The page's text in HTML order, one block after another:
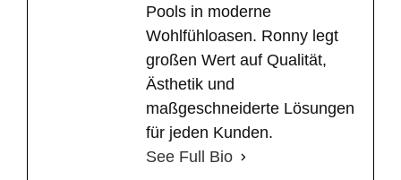
Pools in moderne
Wohlfühloasen. Ronny legt
großen Wert auf Qualität,
Ästhetik und
maßgeschneiderte Lösungen
für jeden Kunden.
See Full Bio